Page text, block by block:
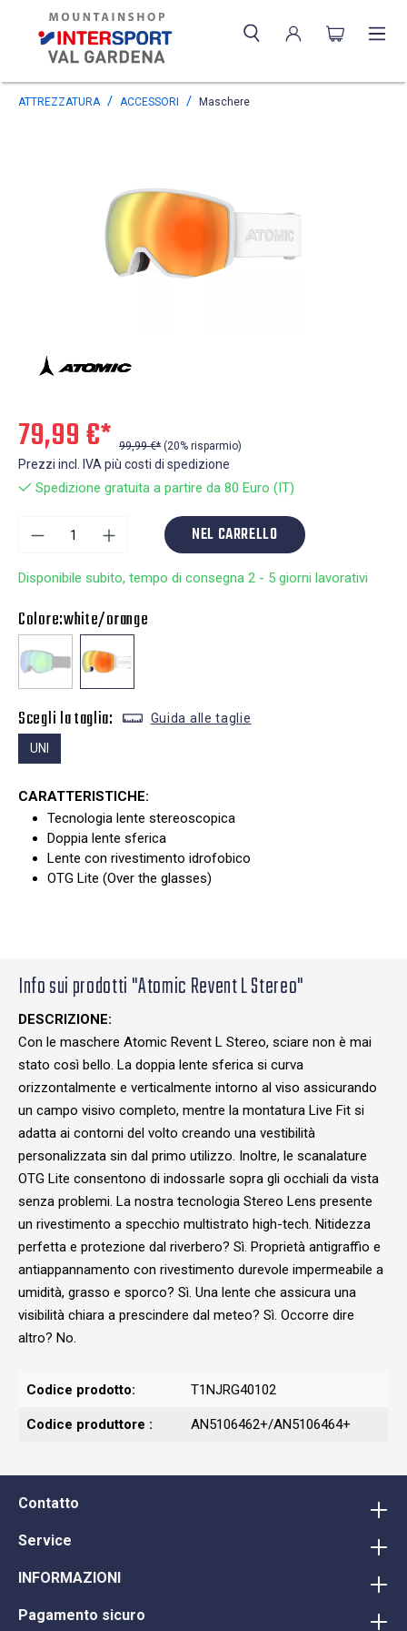
ATTREZZATURA ACCESSORI Maschere
79,99 €* 99,99 €* (20% risparmio)
Prezzi incl. IVA più costi di spedizione
Spedizione gratuita a partire da 80 Euro (IT)
NEL CARRELLO
Disponibile subito, tempo di consegna 2 - 5 giorni lavorativi
Colore:white/orange
Scegli la taglia: Guida alle taglie
UNI
CARATTERISTICHE:
Tecnologia lente stereoscopica
Doppia lente sferica
Lente con rivestimento idrofobico
OTG Lite (Over the glasses)
Info sui prodotti "Atomic Revent L Stereo"
DESCRIZIONE:
Con le maschere Atomic Revent L Stereo, sciare non è mai
stato così bello. La doppia lente sferica si curva
orizzontalmente e verticalmente intorno al viso assicurando
un campo visivo completo, mentre la montatura Live Fit si
adatta ai contorni del volto creando una vestibilità
personalizzata sin dal primo utilizzo. Inoltre, le scanalature
OTG Lite consentono di indossarle sopra gli occhiali da vista
senza problemi. La nostra tecnologia Stereo Lens presente
un rivestimento a specchio multistrato high-tech. Nitidezza
perfetta e protezione dal riverbero? Sì. Proprietà antigraffio e
antiappannamento con rivestimento durevole impermeabile a
umidità, grasso e sporco? Sì. Una lente che assicura una
visibilità chiara a prescindere dal meteo? Sì. Occorre dire
altro? No.
Codice prodotto: T1NJRG40102
Codice produttore : AN5106462+/AN5106464+
Contatto
Service
INFORMAZIONI
Pagamento sicuro